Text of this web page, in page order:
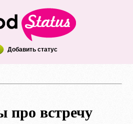
Добавить статус
про встречу